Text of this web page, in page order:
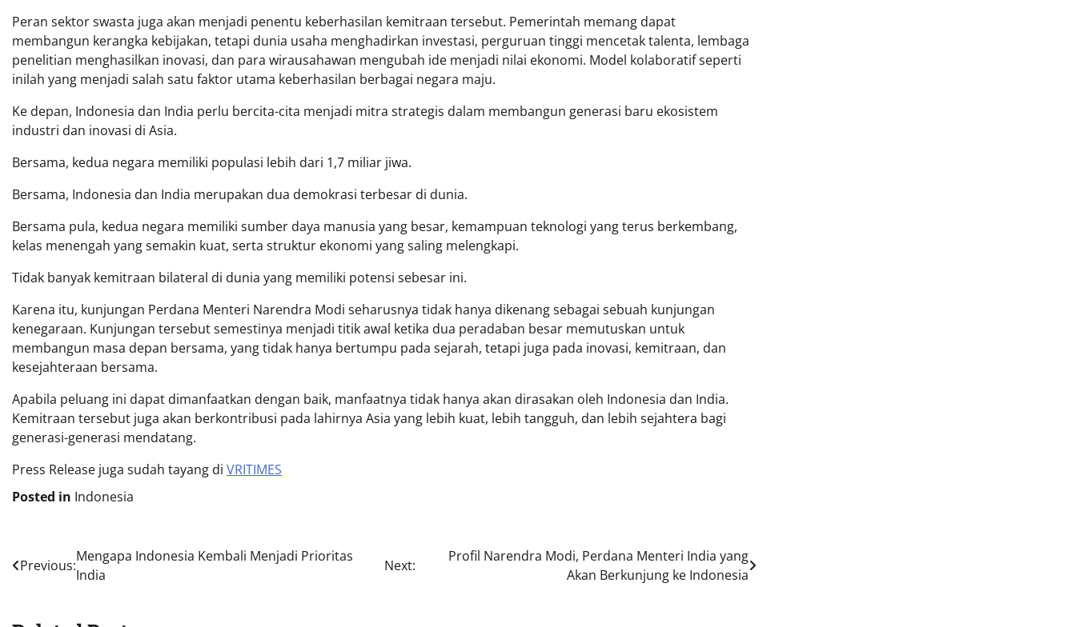
Peran sektor swasta juga akan menjadi penentu keberhasilan kemitraan tersebut. Pemerintah memang dapat
membangun kerangka kebijakan, tetapi dunia usaha menghadirkan investasi, perguruan tinggi mencetak talenta, lembaga
penelitian menghasilkan inovasi, dan para wirausahawan mengubah ide menjadi nilai ekonomi. Model kolaboratif seperti
inilah yang menjadi salah satu faktor utama keberhasilan berbagai negara maju.
Ke depan, Indonesia dan India perlu bercita-cita menjadi mitra strategis dalam membangun generasi baru ekosistem
industri dan inovasi di Asia.
Bersama, kedua negara memiliki populasi lebih dari 1,7 miliar jiwa.
Bersama, Indonesia dan India merupakan dua demokrasi terbesar di dunia.
Bersama pula, kedua negara memiliki sumber daya manusia yang besar, kemampuan teknologi yang terus berkembang,
kelas menengah yang semakin kuat, serta struktur ekonomi yang saling melengkapi.
Tidak banyak kemitraan bilateral di dunia yang memiliki potensi sebesar ini.
Karena itu, kunjungan Perdana Menteri Narendra Modi seharusnya tidak hanya dikenang sebagai sebuah kunjungan
kenegaraan. Kunjungan tersebut semestinya menjadi titik awal ketika dua peradaban besar memutuskan untuk
membangun masa depan bersama, yang tidak hanya bertumpu pada sejarah, tetapi juga pada inovasi, kemitraan, dan
kesejahteraan bersama.
Apabila peluang ini dapat dimanfaatkan dengan baik, manfaatnya tidak hanya akan dirasakan oleh Indonesia dan India.
Kemitraan tersebut juga akan berkontribusi pada lahirnya Asia yang lebih kuat, lebih tangguh, dan lebih sejahtera bagi
generasi-generasi mendatang.
Press Release juga sudah tayang di VRITIMES
Posted in Indonesia
Post
Previous:
Mengapa Indonesia Kembali Menjadi Prioritas
India
Next:
Profil Narendra Modi, Perdana Menteri India yang
Akan Berkunjung ke Indonesia